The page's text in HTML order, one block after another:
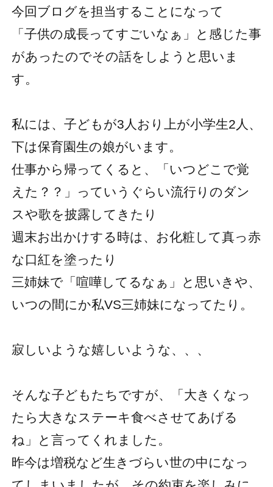
今回ブログを担当することになって
「子供の成長ってすごいなぁ」と感じた事
があったのでその話をしようと思いま
す。
私には、子どもが3人おり上が小学生2人、
下は保育園生の娘がいます。
仕事から帰ってくると、「いつどこで覚
えた？？」っていうぐらい流行りのダン
スや歌を披露してきたり
週末お出かけする時は、お化粧して真っ赤
な口紅を塗ったり
三姉妹で「喧嘩してるなぁ」と思いきや、
いつの間にか私VS三姉妹になってたり。
寂しいような嬉しいような、、、
そんな子どもたちですが、「大きくなっ
たら大きなステーキ食べさせてあげる
ね」と言ってくれました。
昨今は増税など生きづらい世の中になっ